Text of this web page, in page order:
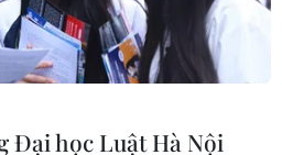
quyết định gia hạn lệnh
Đại học Luật Hà Nội